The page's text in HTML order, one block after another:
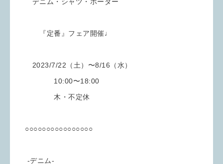
『定番』フェア開催♩
2023/7/22（土）〜8/16（水）
10:00〜18:00
木・不定休
○○○○○○○○○○○○○○○○
-デニム-